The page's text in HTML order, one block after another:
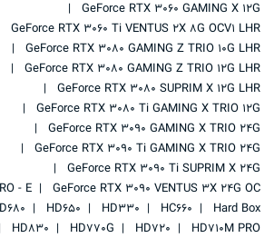
GeForce RTX 3060 GAMING X 12G
GeForce RTX 3060 Ti VENTUS 2X 8G OCV1 LHR
GeForce RTX 3080 GAMING Z TRIO 10G LHR
GeForce RTX 3080 GAMING Z TRIO 12G LHR
GeForce RTX 3080 SUPRIM X 12G LHR
GeForce RTX 3080 Ti GAMING X TRIO 12G
GeForce RTX 3090 GAMING X TRIO 24G
GeForce RTX 3090 Ti GAMING X TRIO 24G
GeForce RTX 3090 Ti SUPRIM X 24G
GeForce RTX 3090 VENTUS 3X 24G OC
- E
Hard Box
HC660
HD330
HD650
HD710M PRO
HD720
HD770G
HD830